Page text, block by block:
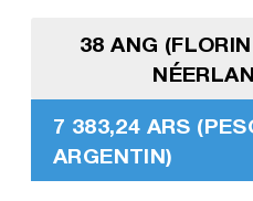
38 ANG
7 383,24 ARS
ARGENTIN)